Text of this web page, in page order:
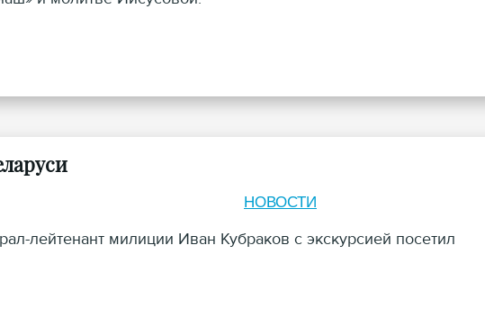
НОВОСТИ
лейтенант милиции Иван Кубраков с экскурсией посетил